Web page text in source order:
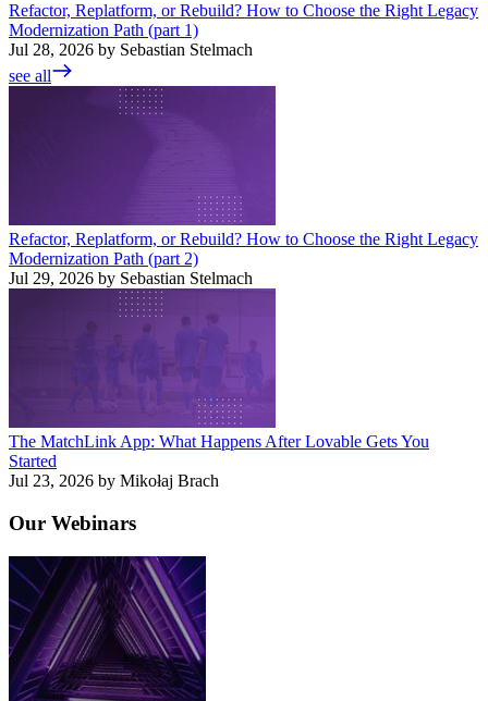
Refactor, Replatform, or Rebuild? How to Choose the Right Legacy
Modernization Path (part 1)
Jul 28, 2026 by Sebastian Stelmach
see all
Refactor, Replatform, or Rebuild? How to Choose the Right Legacy
Modernization Path (part 2)
Jul 29, 2026 by Sebastian Stelmach
The MatchLink App: What Happens After Lovable Gets You
Started
Jul 23, 2026 by Mikołaj Brach
Our Webinars